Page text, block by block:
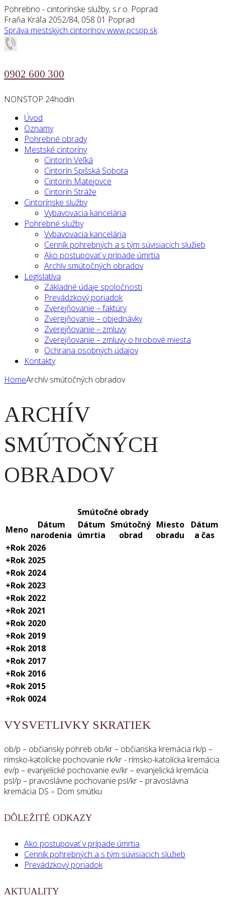
Pohrebno - cintorínske služby, s.r.o. Poprad
Fraňa Kráľa 2052/84, 058 01 Poprad
Správa mestských cintorínovwww.pcspp.sk
0902 600 300
NONSTOP 24hodín
Úvod
Oznamy
Pohrebné obrady
Mestské cintoríny
Cintorín Veľká
Cintorín Spišská Sobota
Cintorín Matejovce
Cintorín Stráže
Cintorínske služby
Vybavovacia kancelária
Pohrebné služby
Vybavovacia kancelária
Cenník pohrebných a s tým súvisiacich služieb
Ako postupovať v prípade úmrtia
Archív smútočných obradov
Legislatíva
Základné údaje spoločnosti
Prevádzkový poriadok
Zverejňovanie – faktúry
Zverejňovanie – objednávky
Zverejňovanie – zmluvy
Zverejňovanie – zmluvy o hrobové miesta
Ochrana osobných údajov
Kontakty
HomeArchív smútočných obradov
ARCHÍV
SMÚTOČNÝCH
OBRADOV
Smútočné obrady
Meno
Dátum
narodenia
Dátum
úmrtia
Smútočný
obrad
Miesto
obradu
Dátum
a čas
+Rok 2026
+Rok 2025
+Rok 2024
+Rok 2023
+Rok 2022
+Rok 2021
+Rok 2020
+Rok 2019
+Rok 2018
+Rok 2017
+Rok 2016
+Rok 2015
+Rok 0024
VYSVETLIVKY SKRATIEK
ob/p – občiansky pohreb ob/kr – občianska kremácia rk/p –
rímsko-katolícke pochovanie rk/kr - rímsko-katolícka kremácia
ev/p – evanjelické pochovanie ev/kr – evanjelická kremácia
psl/p – pravoslávne pochovanie psl/kr – pravoslávna
kremácia DS – Dom smútku
DÔLEŽITÉ ODKAZY
Ako postupovať v prípade úmrtia
Cenník pohrebných a s tým súvisiacich služieb
Prevádzkový poriadok
AKTUALITY